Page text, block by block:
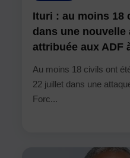
Ituri : au moins 18
dans une nouvelle
attribuée aux ADF
Au moins 18 civils ont
22 juillet dans une
Forc...